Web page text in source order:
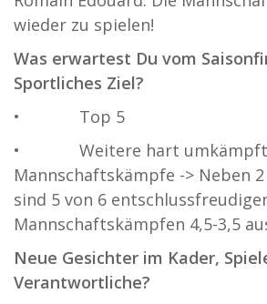
wieder zu spielen!
Was erwartest Du vom
Sportliches Ziel?
• Top 5
• Weitere hart
Mannschaftskämpfe -> Neben
sind 5 von 6
Mannschaftskämpfen 4,5-3,5
Neue Gesichter im Kader,
Verantwortliche?